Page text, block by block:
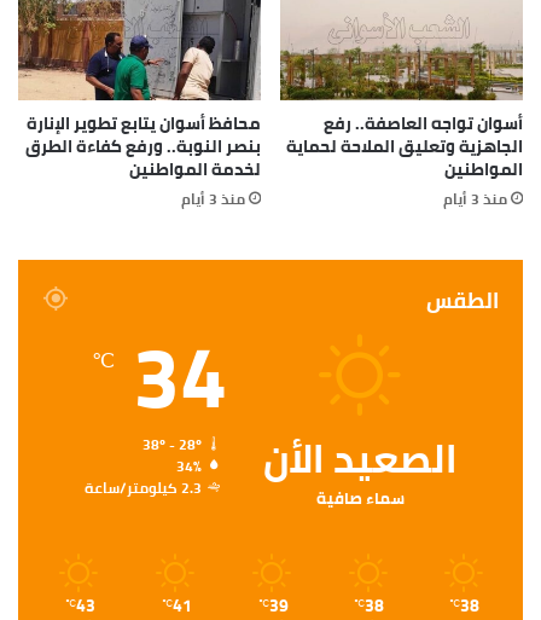
أسوان تواجه العاصفة.. رفع
الجاهزية وتعليق الملاحة لحماية
المواطنين
منذ 3 أيام
محافظ أسوان يتابع تطوير الإنارة
بنصر النوبة.. ورفع كفاءة الطرق
لخدمة المواطنين
منذ 3 أيام
الطقس
الصعيد الأن
سماء صافية
34
℃
38º - 28º
34%
2.3 كيلومتر/ساعة
38
℃
38
℃
39
℃
41
℃
43
℃